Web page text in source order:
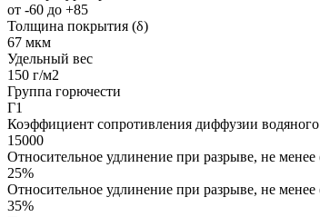
от -60 до +85
Толщина покрытия (δ)
67 мкм
Удельный вес
150 г/м2
Группа горючести
Г1
Коэффициент сопротивления диффузии
15000
Относительное удлинение при разрыве, не
25%
Относительное удлинение при разрыве, не
35%